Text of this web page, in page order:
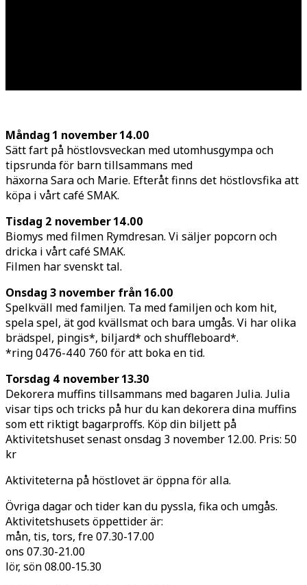
Måndag 1 november 14.00
Sätt fart på höstlovsveckan med utomhusgympa och
tipsrunda för barn tillsammans med
häxorna Sara och Marie. Efteråt finns det höstlovsfika att
köpa i vårt café SMAK.
Tisdag 2 november 14.00
Biomys med filmen Rymdresan. Vi säljer popcorn och
dricka i vårt café SMAK.
Filmen har svenskt tal.
Onsdag 3 november från 16.00
Spelkväll med familjen. Ta med familjen och kom hit,
spela spel, ät god kvällsmat och bara umgås. Vi har olika
brädspel, pingis*, biljard* och shuffleboard*.
*ring 0476-440 760 för att boka en tid.
Torsdag 4 november 13.30
Dekorera muffins tillsammans med bagaren Julia. Julia
visar tips och tricks på hur du kan dekorera dina muffins
som ett riktigt bagarproffs. Köp din biljett på
Aktivitetshuset senast onsdag 3 november 12.00. Pris: 50
kr
Aktiviteterna på höstlovet är öppna för alla.
Övriga dagar och tider kan du pyssla, fika och umgås.
Aktivitetshusets öppettider är:
mån, tis, tors, fre 07.30-17.00
ons 07.30-21.00
lör, sön 08.00-15.30